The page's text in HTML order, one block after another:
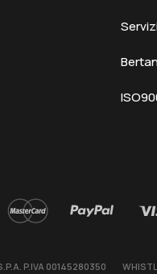
P.IVA 00145280350